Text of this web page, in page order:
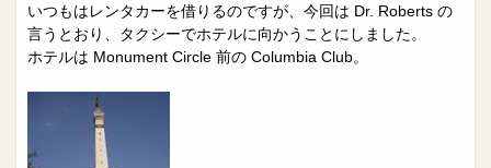
いつもはレンタカーを借りるのですが、今回は Dr. Roberts の
言うとおり、タクシーでホテルに向かうことにしました。
ホテルは Monument Circle 前の Columbia Club。